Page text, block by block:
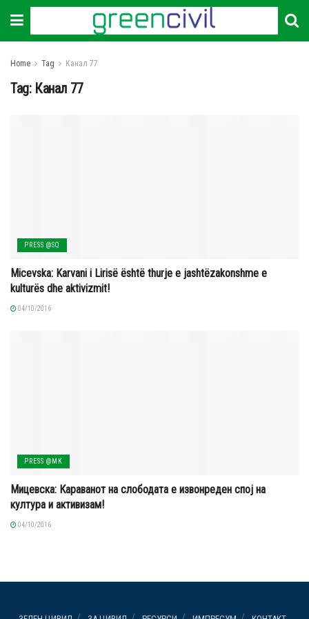
Home Tag Канал 77
Tag: Канал 77
PRESS @SQ
Micevska: Karvani i Lirisë është thurje e jashtëzakonshme e
kulturës dhe aktivizmit!
04/10/2016
PRESS @MK
Мицевска: Караванот на слободата е извонреден спој на
култура и активизам!
04/10/2016